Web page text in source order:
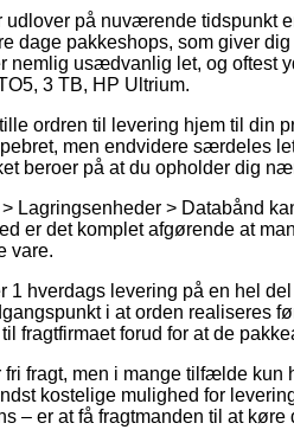
udlover på nuværende tidspunkt
dage pakkeshops, som giver
nemlig usædvanlig let, og oftest
3 TB, HP Ultrium.
ordren til levering hjem til din
men endvidere særdeles
beroer på at du opholder dig
Lagringsenheder > Databånd
er det komplet afgørende at
vare.
1 hverdags levering på en hel
i at orden realiseres
fragtfirmaet forud for at de
fragt, men i mange tilfælde kun
kostelige mulighed for
– er at få fragtmanden til at køre